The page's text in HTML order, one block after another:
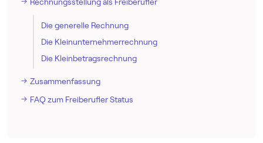
Die generelle Rechnung
Die Kleinunternehmerrechnung
Die Kleinbetragsrechnung
Zusammenfassung
FAQ zum Freiberufler Status